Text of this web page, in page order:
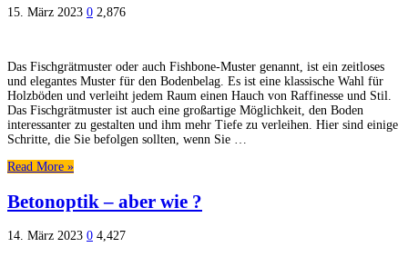
15. März 2023 0 2,876
Das Fischgrätmuster oder auch Fishbone-Muster genannt, ist ein zeitloses
und elegantes Muster für den Bodenbelag. Es ist eine klassische Wahl für
Holzböden und verleiht jedem Raum einen Hauch von Raffinesse und Stil.
Das Fischgrätmuster ist auch eine großartige Möglichkeit, den Boden
interessanter zu gestalten und ihm mehr Tiefe zu verleihen. Hier sind einige
Schritte, die Sie befolgen sollten, wenn Sie …
Read More »
Betonoptik – aber wie ?
14. März 2023 0 4,427